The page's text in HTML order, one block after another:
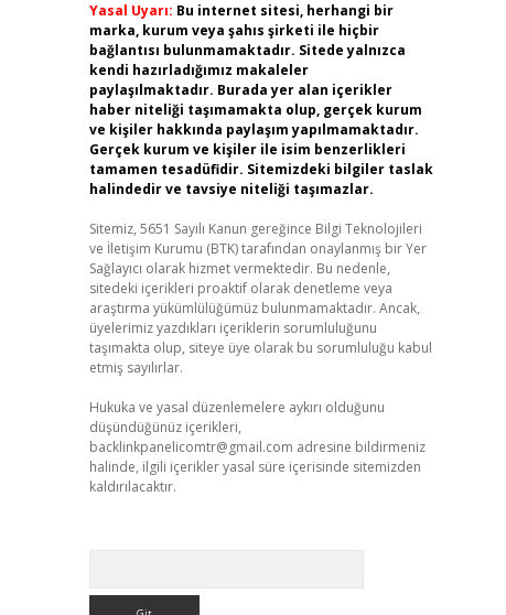
Yasal Uyarı: Bu internet sitesi, herhangi bir
marka, kurum veya şahıs şirketi ile hiçbir
bağlantısı bulunmamaktadır. Sitede yalnızca
kendi hazırladığımız makaleler
paylaşılmaktadır. Burada yer alan içerikler
haber niteliği taşımamakta olup, gerçek kurum
ve kişiler hakkında paylaşım yapılmamaktadır.
Gerçek kurum ve kişiler ile isim benzerlikleri
tamamen tesadüfidir. Sitemizdeki bilgiler taslak
halindedir ve tavsiye niteliği taşımazlar.
Sitemiz, 5651 Sayılı Kanun gereğince Bilgi Teknolojileri
ve İletişim Kurumu (BTK) tarafından onaylanmış bir Yer
Sağlayıcı olarak hizmet vermektedir. Bu nedenle,
sitedeki içerikleri proaktif olarak denetleme veya
araştırma yükümlülüğümüz bulunmamaktadır. Ancak,
üyelerimiz yazdıkları içeriklerin sorumluluğunu
taşımakta olup, siteye üye olarak bu sorumluluğu kabul
etmiş sayılırlar.
Hukuka ve yasal düzenlemelere aykırı olduğunu
düşündüğünüz içerikleri,
backlinkpanelicomtr@gmail.com adresine bildirmeniz
halinde, ilgili içerikler yasal süre içerisinde sitemizden
kaldırılacaktır.